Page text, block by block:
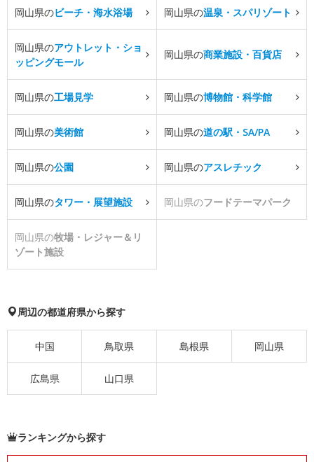
岡山県のビーチ・海水浴場 岡山県の温泉・スパリゾート
岡山県のアウトレット・ショ
ッピングモール
岡山県の商業施設・百貨店
岡山県の工場見学 岡山県の博物館・科学館
岡山県の美術館 岡山県の道の駅・SA/PA
岡山県の公園 岡山県のアスレチック
岡山県のタワー・展望施設 岡山県のフードテーマパーク
岡山県の牧場・レジャー＆リ
ゾート施設
周辺の都道府県から探す
中国 鳥取県 島根県 岡山県
広島県 山口県
ランキングから探す